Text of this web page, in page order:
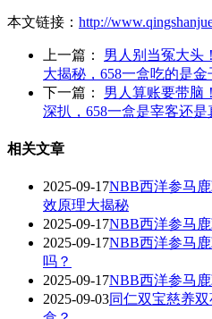
本文链接： http://
上一篇： 男人别当冤大头
大揭秘，658一盒吃的是金
下一篇： 男人算账要带脑
深扒，658一盒是宰客还是
相关文章
2025-09-17NBB西洋参马
效原理大揭秘
2025-09-17NBB西洋参马
2025-09-17‌NBB西洋参马
吗？‌
2025-09-17NBB西洋参马
2025-09-03同仁双宝慈养